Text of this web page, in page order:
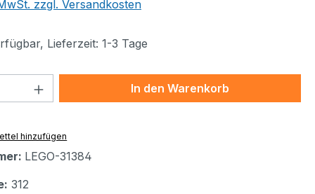
zzgl. Versandkosten
Lieferzeit: 1-3 Tage
Anzahl: Gib den gewünschten Wert
In den Warenkorb
hinzufügen
LEGO-31384
312